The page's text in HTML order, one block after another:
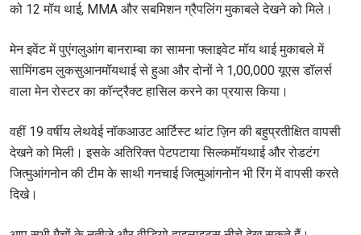
को 12 मॉय थाई, MMA और सबमिशन ग्रैपलिंग मुकाबले देखने को मिले।
मेन इवेंट में पुएंगलुआंग बानराम्बा का सामना फ्लाइवेट मॉय थाई मुकाबले में
सामिंगडम लुकसुआनमॉयथाई से हुआ और दोनों ने 1,00,000 यूएस डॉलर्स
वाला मेन रोस्टर का कॉन्ट्रैक्ट हासिल करने का प्रयास किया।
वहीं 19 वर्षीय लेथवेई नॉकआउट आर्टिस्ट थांट ज़िन की बहुप्रतीक्षित वापसी
देखने को मिली। इसके अतिरिक्त पेटपटाया सिल्कमॉयथाई और रोडटंग
जित्मुआंगनोन की टीम के साथी गनचाई जित्मुआंगनोन भी रिंग में वापसी करते
दिखे।